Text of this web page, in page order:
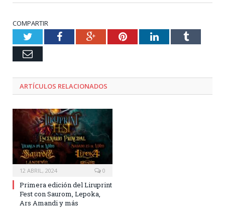
COMPARTIR
TwitterFacebookGoogle+PinterestLinkedInTumblr
Email
ARTÍCULOS RELACIONADOS
12 ABRIL, 2024 0
Primera edición del Liruprint
Fest con Saurom, Lepoka,
Ars Amandi y más